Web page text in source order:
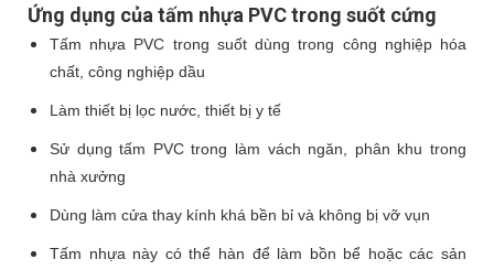
Ứng dụng của tấm nhựa PVC trong suốt cứng
Tấm nhựa PVC trong suốt dùng trong công nghiệp hóa
chất, công nghiệp dầu
Làm thiết bị lọc nước, thiết bị y tế
Sử dụng tấm PVC trong làm vách ngăn, phân khu trong
nhà xưởng
Dùng làm cửa thay kính khá bền bỉ và không bị vỡ vụn
Tấm nhựa này có thể hàn để làm bồn bể hoặc các sản